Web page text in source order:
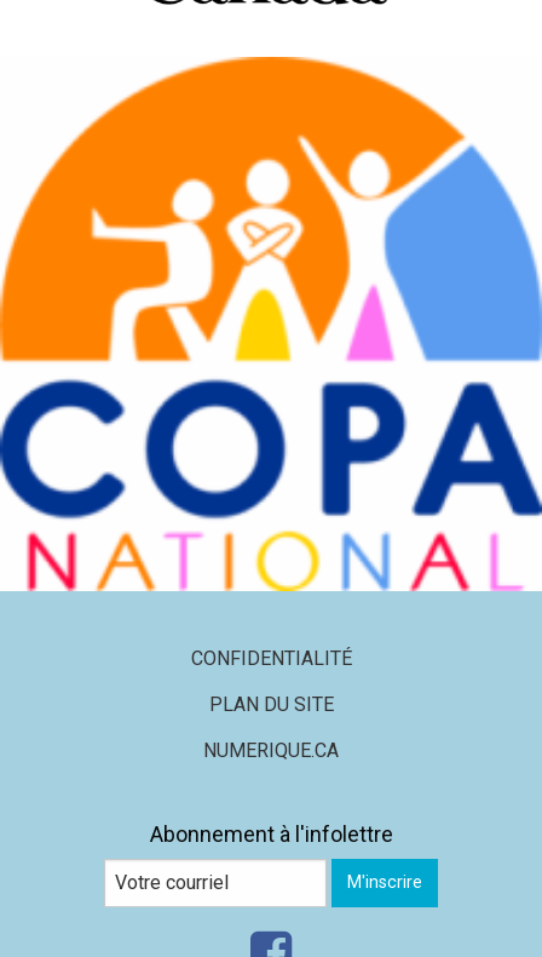
CONFIDENTIALITÉ
PLAN DU SITE
NUMERIQUE.CA
Abonnement à l'infolettre